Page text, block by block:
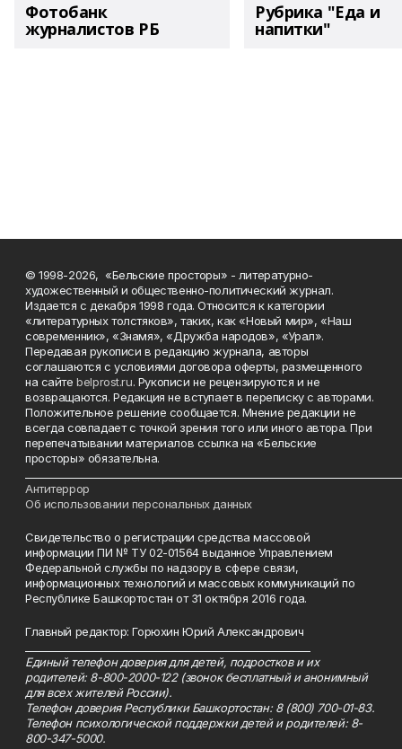
Фотобанк
журналистов РБ
Рубрика "Еда и
напитки"
© 1998-2026, «Бельские просторы» - литературно-
художественный и общественно-политический журнал.
Издается с декабря 1998 года. Относится к категории
«литературных толстяков», таких, как «Новый мир», «Наш
современник», «Знамя», «Дружба народов», «Урал».
Передавая рукописи в редакцию журнала, авторы
соглашаются с условиями договора оферты, размещенного
на сайтеbelprost.ru. Рукописи не рецензируются и не
возвращаются. Редакция не вступает в переписку с авторами.
Положительное решение сообщается. Мнение редакции не
всегда совпадает с точкой зрения того или иного автора. При
перепечатывании материалов ссылка на «Бельские
просторы» обязательна.
Антитеррор
Об использовании персональных данных
Свидетельство о регистрации средства массовой
информации ПИ № ТУ 02-01564 выданное Управлением
Федеральной службы по надзору в сфере связи,
информационных технологий и массовых коммуникаций по
Республике Башкортостан от 31 октября 2016 года.
Главный редактор: Горюхин Юрий Александрович
Единый телефон доверия для детей, подростков и их
родителей: 8-800-2000-122 (звонок бесплатный и анонимный
для всех жителей России).
Телефон доверия Республики Башкортостан: 8 (800) 700-01-83.
Телефон психологической поддержки детей и родителей: 8-
800-347-5000.